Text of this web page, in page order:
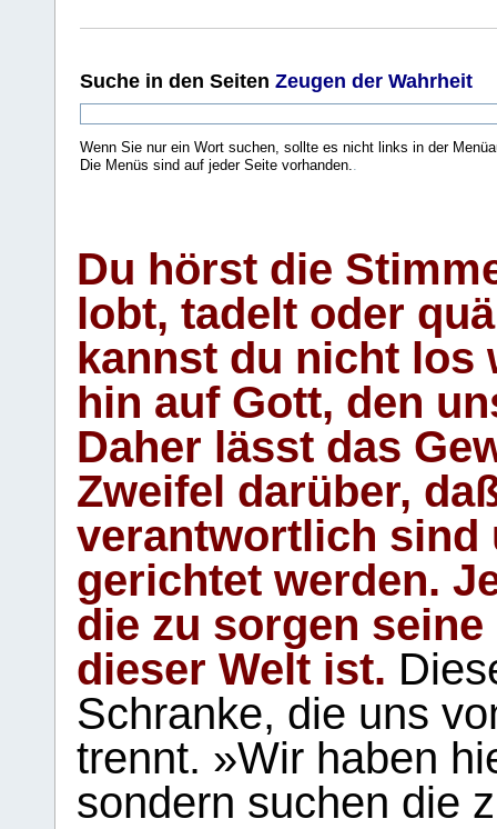
Suche in den Seiten Zeugen der Wahrheit
Wenn Sie nur ein Wort suchen, sollte es nicht links in der
Die Menüs sind auf jeder Seite vorhanden..
Du hörst die
lobt, tadelt oder
kannst du nicht los
hin auf Gott, den
Daher lässt das
Zweifel darüber,
verantwortlich sind
gerichtet werden.
die zu sorgen
dieser Welt ist.
Schranke, die uns
trennt. »Wir haben
sondern suchen die